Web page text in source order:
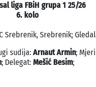
liga FBiH grupa 1 25/26
6. kolo
Srebrenik, Srebrenik;
sudija: Arnaut Armin;
; Delegat: Mešić Besim;